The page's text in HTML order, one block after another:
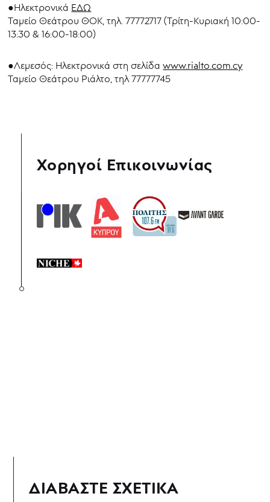
●Ηλεκτρονικά ΕΔΩ
Ταμείο Θεάτρου ΘΟΚ, τηλ. 77772717 (Τρίτη-Κυριακή 10:00-
13:30 & 16:00-18:00)
●Λεμεσός: Ηλεκτρονικά στη σελίδαwww.rialto.com.cy
Ταμείο Θεάτρου Ριάλτο, τηλ 77777745
Χορηγοί Επικοινωνίας
ΔΙΑΒΑΣΤΕ ΣΧΕΤΙΚΑ